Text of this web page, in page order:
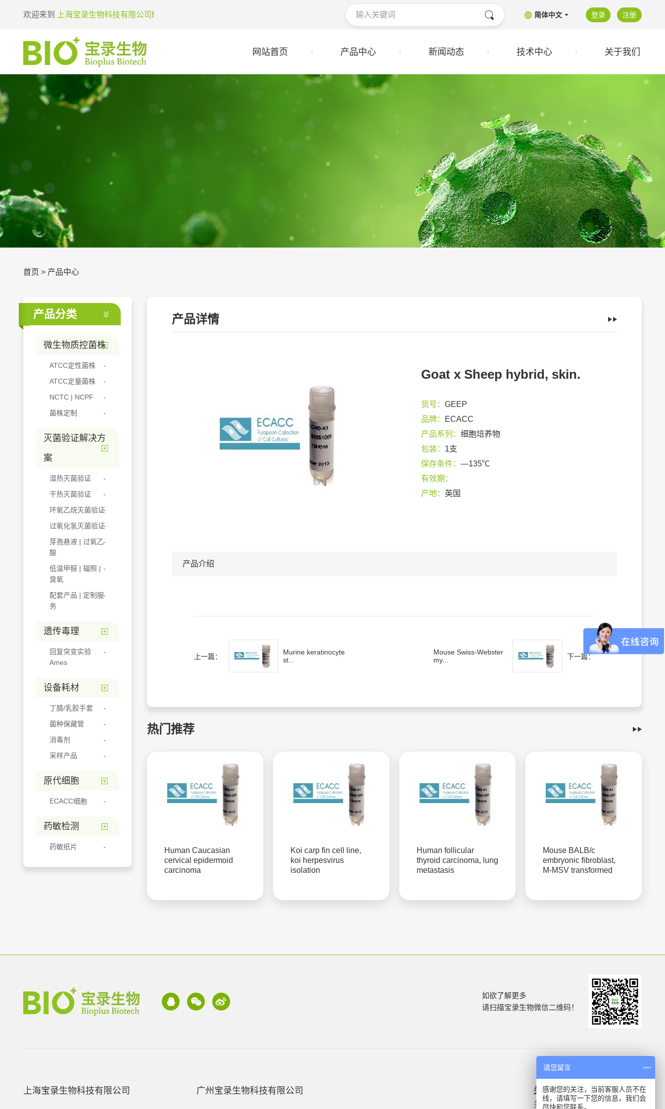
欢迎来到 上海宝录生物科技有限公司 ! 简体中文 登录 注册
网站首页 产品中心 新闻动态 技术中心 关于我们
首页 > 产品中心
产品分类
微生物质控菌株
ATCC定性菌株
ATCC定量菌株
NCTC | NCPF
菌株定制
灭菌验证解决方
案
湿热灭菌验证
干热灭菌验证
环氧乙烷灭菌验证
过氧化氢灭菌验证
芽孢悬液 | 过氧乙
酸
低温甲醛 | 辐照 |
臭氧
配套产品 | 定制服
务
遗传毒理
回复突变实验
Ames
设备耗材
丁腈/乳胶手套
菌种保藏管
消毒剂
采样产品
原代细胞
ECACC细胞
药敏检测
药敏纸片
产品详情
Goat x Sheep hybrid, skin.
货号： GEEP
品牌：
ECACC
产品系列： 细胞培养物
包装： 1支
保存条件： —135℃
有效期：
产地： 英国
产品介绍
上一篇：
Murine keratinocyte
st...
Mouse Swiss-Webster
my...
下一篇：
热门推荐
Human Caucasian
cervical epidermoid
carcinoma
Koi carp fin cell line,
koi herpesvirus
isolation
Human follicular
thyroid carcinoma, lung
metastasis
Mouse BALB/c
embryonic fibroblast,
M-MSV transformed
如欲了解更多
请扫描宝录生物微信二维码！
上海宝录生物科技有限公司 广州宝录生物科技有限公司 关于我们
关于我们
产品信息
微生物质控菌株
请您留言
感谢您的关注，当前客服人员不在
线，请填写一下您的信息，我们会
尽快和您联系。